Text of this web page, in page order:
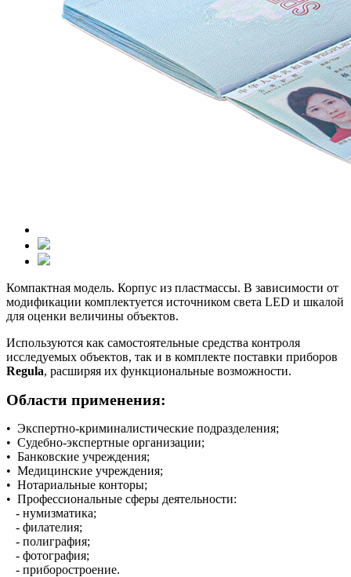
Компактная модель. Корпус из пластмассы. В зависимости от
модификации комплектуется источником света LED и шкалой
для оценки величины объектов.
Используются как самостоятельные средства контроля
исследуемых объектов, так и в комплекте поставки приборов
Regula, расширяя их функциональные возможности.
Области применения:
• Экспертно-криминалистические подразделения;
• Судебно-экспертные организации;
• Банковские учреждения;
• Медицинские учреждения;
• Нотариальные конторы;
• Профессиональные сферы деятельности:
- нумизматика;
- филателия;
- полиграфия;
- фотография;
- приборостроение.